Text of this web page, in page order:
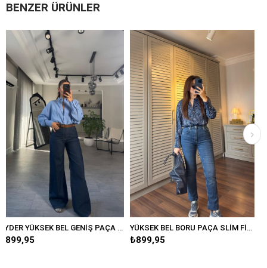
BENZER ÜRÜNLER
RYDER YÜKSEK BEL GENİŞ PAÇA JEAN YÜKSEK BEL BORU PAÇA SLİM FİT JEAN